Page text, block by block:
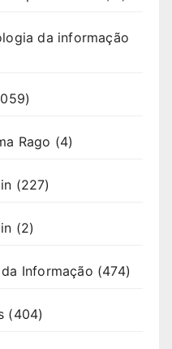
da informação
Rago (4)
(227)
(2)
Informação (474)
(404)